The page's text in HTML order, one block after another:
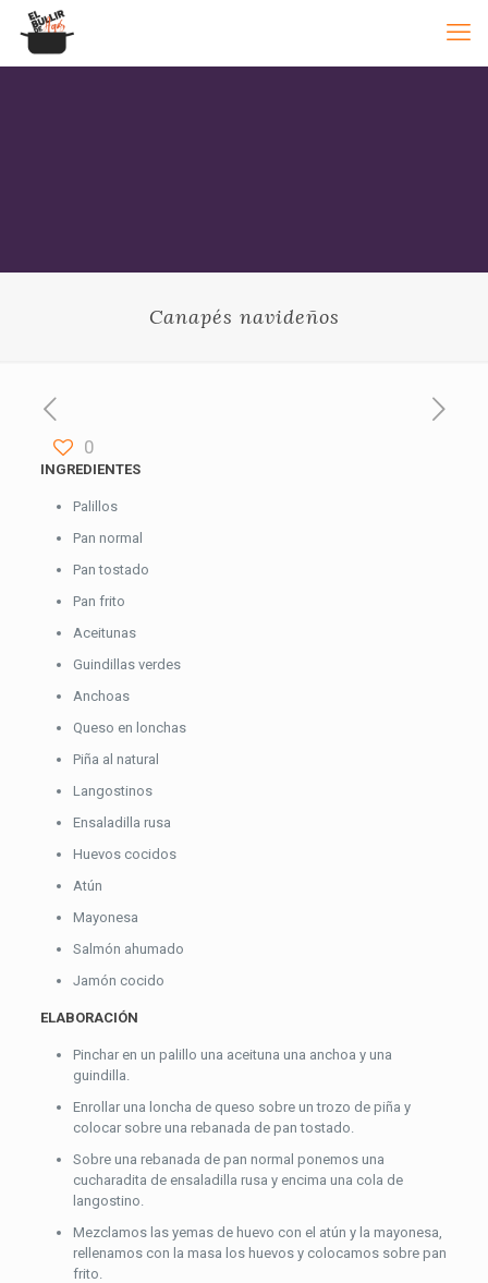
Canapés navideños
0
INGREDIENTES
Palillos
Pan normal
Pan tostado
Pan frito
Aceitunas
Guindillas verdes
Anchoas
Queso en lonchas
Piña al natural
Langostinos
Ensaladilla rusa
Huevos cocidos
Atún
Mayonesa
Salmón ahumado
Jamón cocido
ELABORACIÓN
Pinchar en un palillo una aceituna una anchoa y una
guindilla.
Enrollar una loncha de queso sobre un trozo de piña y
colocar sobre una rebanada de pan tostado.
Sobre una rebanada de pan normal ponemos una
cucharadita de ensaladilla rusa y encima una cola de
langostino.
Mezclamos las yemas de huevo con el atún y la mayonesa,
rellenamos con la masa los huevos y colocamos sobre pan
frito.